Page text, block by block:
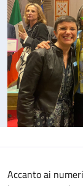
Accanto ai